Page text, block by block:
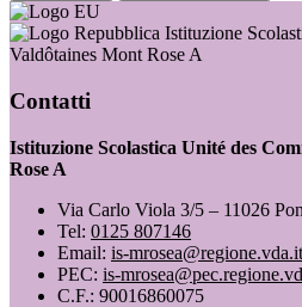
Istituzione
Valdôtaines Mont Rose A
Contatti
Istituzione Scolastica Unité des
Rose A
Via Carlo Viola 3/5 – 11026
Tel: 0125 807146
Email: is-mrosea@regione.vda.it
PEC: is-
C.F.: 90016860075